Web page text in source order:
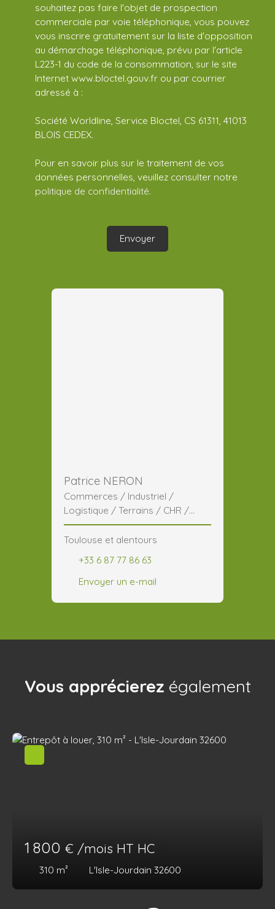
souhaitez pas faire l'objet de prospection
commerciale par voie téléphonique, vous pouvez
vous inscrire gratuitement sur la liste d'opposition
au démarchage téléphonique, prévu par l'article
L223-1 du code de la consommation, sur le site
Internet www.bloctel.gouv.fr ou par courrier
adressé à :
Société Worldline, Service Bloctel, CS 61311, 41013
BLOIS CEDEX.
Pour en savoir plus sur le traitement de vos
données personnelles, veuillez consulter notre
politique de confidentialité.
Envoyer
Patrice NERON
Commerces / Industriel /
Logistique / Terrains / CHR /
Généraliste
Toulouse et alentours
+33 6 87 77 86 63
Envoyer un e-mail
Vous apprécierez également
1 800 € /mois HT HC
310 m² L'Isle-Jourdain 32600